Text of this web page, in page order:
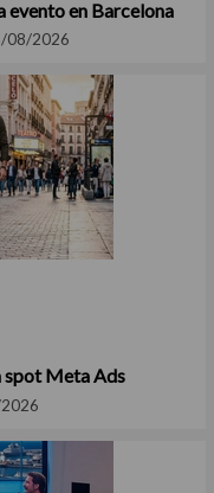
evento en Barcelona
08/2026
spot Meta Ads